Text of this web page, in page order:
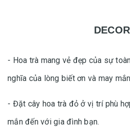
DECOR
- Hoa trà mang vẻ đẹp của sự
nghĩa của lòng biết ơn và may
- Đặt cây hoa trà đỏ ở vị trí phù
mắn đến với gia đình bạn.